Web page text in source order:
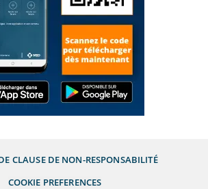
CLAUSE DE NON-RESPONSABILITÉ
COOKIE PREFERENCES